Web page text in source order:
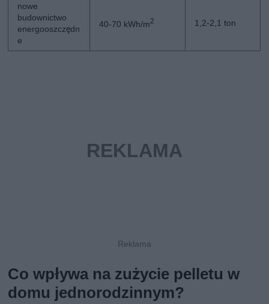
nowe
budownictwo
energooszczędn
e
40-70 kWh/m2 1,2-2,1 ton
Co wpływa na zużycie pelletu w
domu jednorodzinnym?